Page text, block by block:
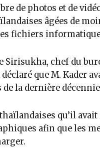
de photos et de
âgées de
fichiers
Sirisukha, chef du
que M. Kader
la dernière
qu’il avait
afin que les